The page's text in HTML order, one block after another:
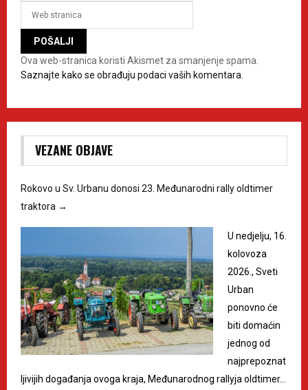
Ova web-stranica koristi Akismet za smanjenje spama.
Saznajte kako se obrađuju podaci vaših komentara.
VEZANE OBJAVE
Rokovo u Sv. Urbanu donosi 23. Međunarodni rally oldtimer
traktora →
U nedjelju, 16.
kolovoza
2026., Sveti
Urban
ponovno će
biti domaćin
jednog od
najprepoznat
ljivijih događanja ovoga kraja, Međunarodnog rallyja oldtimer…